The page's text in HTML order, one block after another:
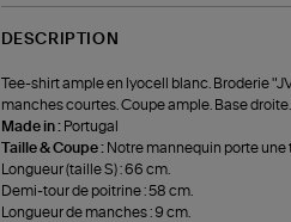
DESCRIPTION
Tee-shirt ample en lyocell blanc. Broderie
manches courtes. Coupe ample. Base
Made in : Portugal
Taille & Coupe : Notre mannequin porte une
Longueur (taille S) : 66 cm.
Demi-tour de poitrine : 58 cm.
Longueur de manches : 9 cm.